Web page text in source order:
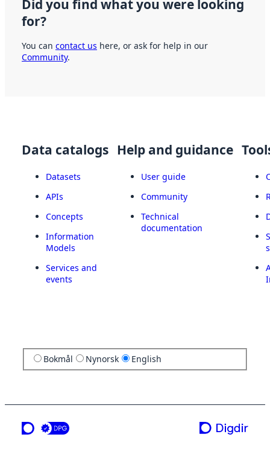
Did you find what you were looking
for?
You can contact us here, or ask for help in our
Community.
Data catalogs
Datasets
APIs
Concepts
Information
Models
Services and
events
Help and guidance
User guide
Community
Technical
documentation
Bokmål Nynorsk English